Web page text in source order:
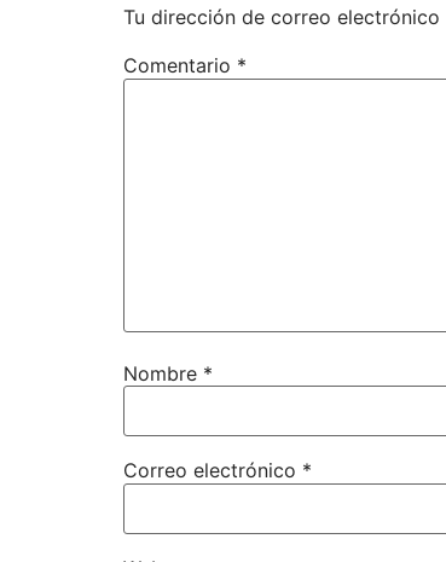
Tu dirección de correo electrónico
Comentario *
Nombre *
Correo electrónico *